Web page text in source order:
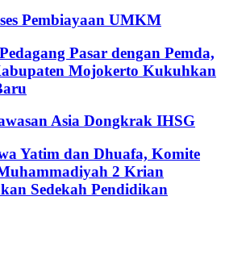
Pembiayaan UMKM
Pasar dengan Pemda,
Mojokerto Kukuhkan
Asia Dongkrak IHSG
Yatim dan Dhuafa, Komite
2 Krian
Sedekah Pendidikan